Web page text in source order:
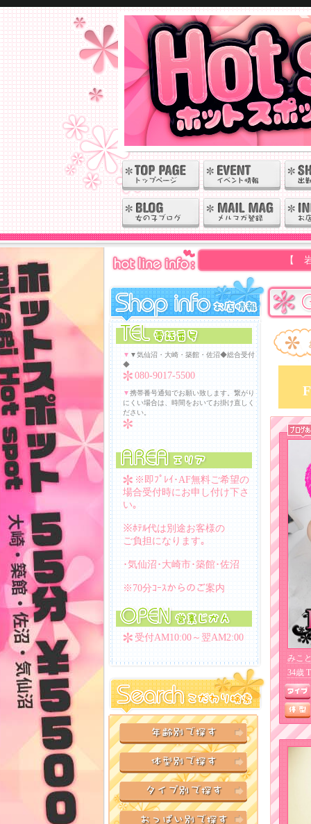
【 岩 手・秋 田
▼▼気仙沼・大崎・築館・佐沼◆総合受付
◆
080-9017-5500
▼携帯番号通知でお願い致します。繋がり
にくい場合は、時間をおいてお掛け直しく
ださい。
※即ﾌﾟﾚｲ･AF無料ご希望の
場合受付時にお申し付け下さ
い｡
※ﾎﾃﾙ代は別途お客様の
ご負担になります｡
･気仙沼･大崎市･築館･佐沼
※70分ｺｰｽからのご案内
受付AM10:00～翌AM2:00
みこ
34歳